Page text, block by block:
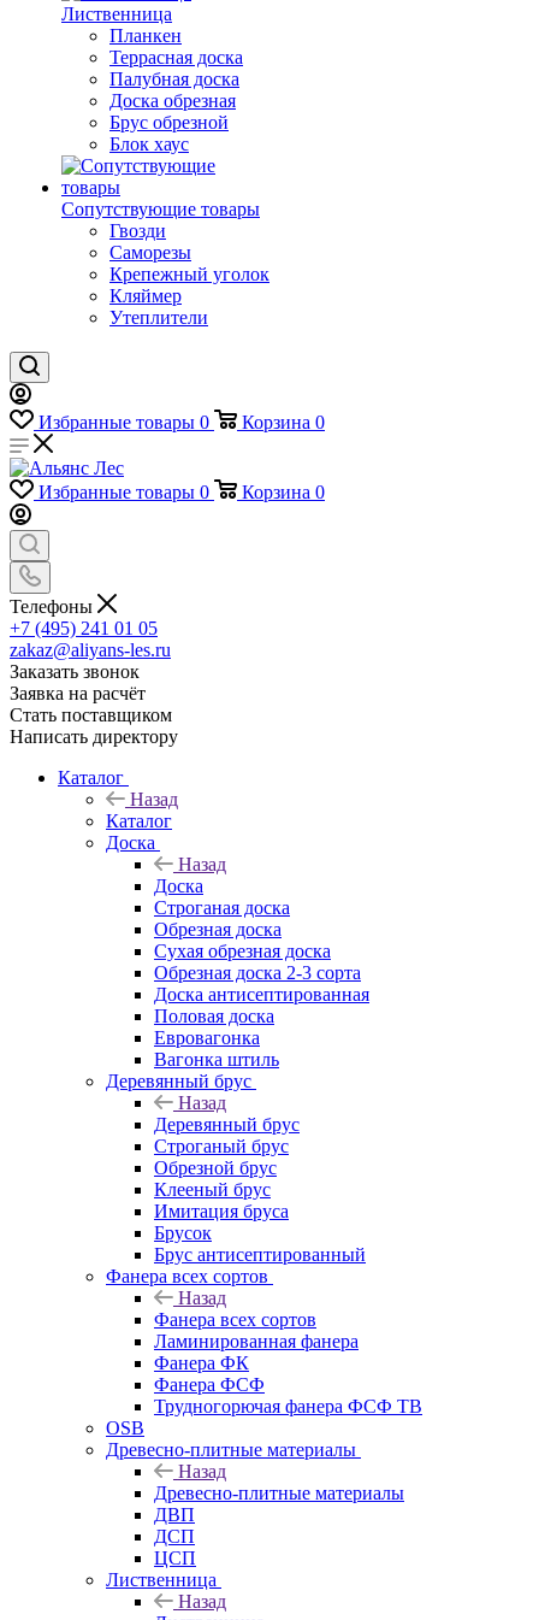
Лиственница
Планкен
Террасная доска
Палубная доска
Доска обрезная
Брус обрезной
Блок хаус
Сопутствующие товары
Гвозди
Саморезы
Крепежный уголок
Кляймер
Утеплители
Избранные товары 0 Корзина 0
Избранные товары 0 Корзина 0
Телефоны
+7 (495) 241 01 05
zakaz@aliyans-les.ru
Заказать звонок
Заявка на расчёт
Стать поставщиком
Написать директору
Каталог
Назад
Каталог
Доска
Назад
Доска
Строганая доска
Обрезная доска
Сухая обрезная доска
Обрезная доска 2-3 сорта
Доска антисептированная
Половая доска
Евровагонка
Вагонка штиль
Деревянный брус
Назад
Деревянный брус
Строганый брус
Обрезной брус
Клееный брус
Имитация бруса
Брусок
Брус антисептированный
Фанера всех сортов
Назад
Фанера всех сортов
Ламинированная фанера
Фанера ФК
Фанера ФСФ
Трудногорючая фанера ФСФ ТВ
OSB
Древесно-плитные материалы
Назад
Древесно-плитные материалы
ДВП
ДСП
ЦСП
Лиственница
Назад